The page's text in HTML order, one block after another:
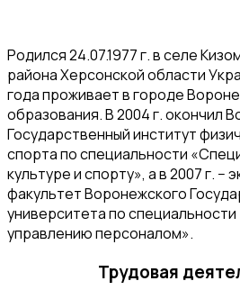
Родился 24.07.1977 г. в селе
района Херсонской области
года проживает в городе
образования. В 2004 г. окончил
Государственный институт
спорта по специальности
культуре и спорту», а в 2007 г. −
факультет Воронежского
университета по
управлению персоналом».
Трудовая